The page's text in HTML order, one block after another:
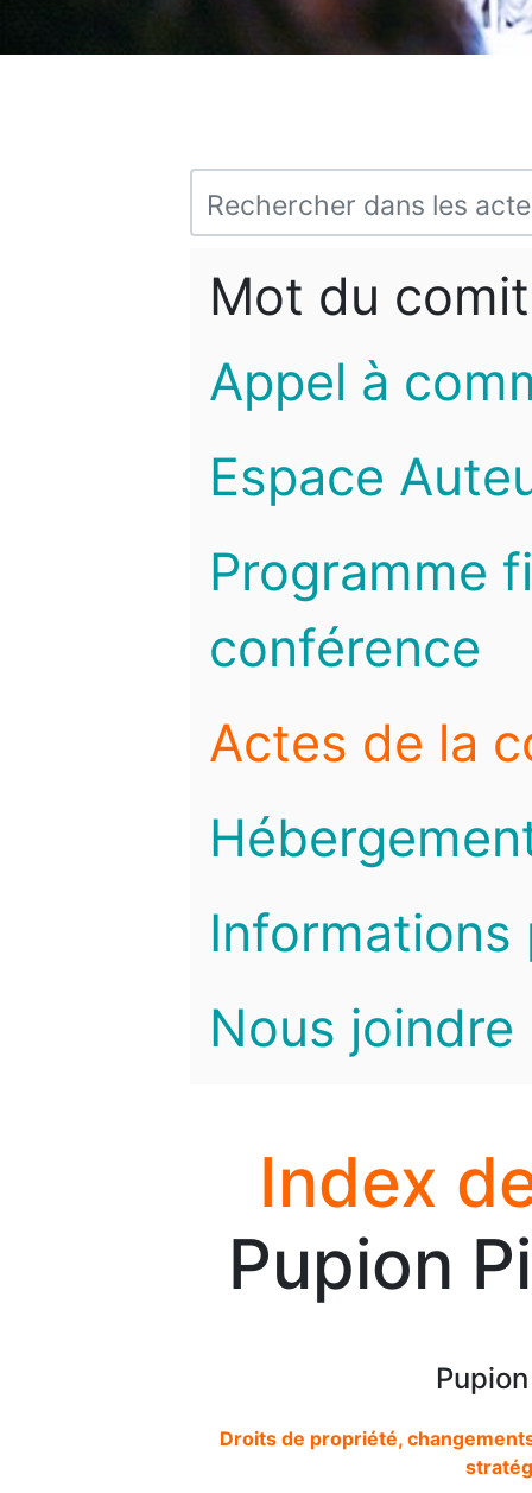
Mot du
Appel à
Espace
Programme
conférence
Actes de la
Informations
Nous joindre
Index
Pupion
Droits de propriété,